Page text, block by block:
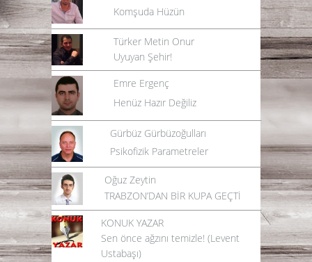
Komşuda Hüzün
Türker Metin Onur
Uyuyan Şehir!
Emre Ergenç
Henüz Hazır Değiliz
Gürbüz Gürbüzoğulları
Psikofizik Parametreler
Oğuz Zeytin
TRABZON’DAN BİR KUPA GEÇTİ
KONUK YAZAR
Sen önce ağzını temizle! (Levent
Ustabaşı)